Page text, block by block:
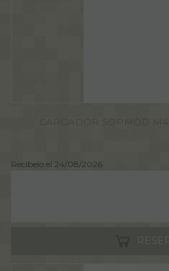
CARGADOR SOPMOD
Recíbelo el 24/08/2026